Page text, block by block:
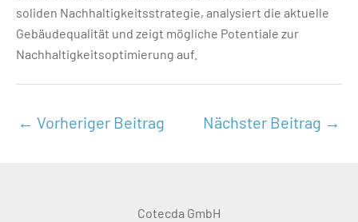
soliden Nachhaltigkeitsstrategie, analysiert die aktuelle
Gebäudequalität und zeigt mögliche Potentiale zur
Nachhaltigkeitsoptimierung auf.
← Vorheriger Beitrag Nächster Beitrag →
Cotecda GmbH